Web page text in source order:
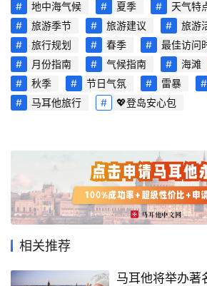
地中海气候
夏季 天气特
旅游季节
旅游建议
旅游
旅行规划
春季
最佳访问
月份指南
气候指南 海滩
秋季
节日气氛 雷暴
马耳他旅行
💖登岛安心包
相关推荐
马耳他将举办